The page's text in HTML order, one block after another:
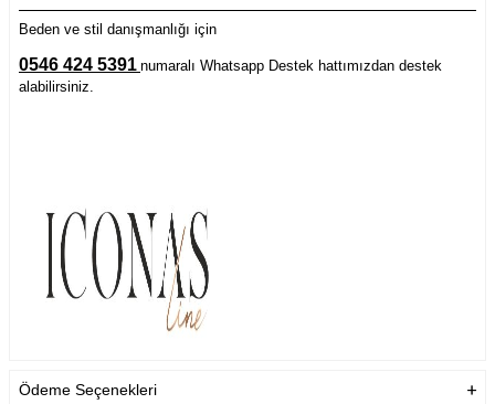
Beden ve stil danışmanlığı için
0546 424 5391 numaralı Whatsapp Destek hattımızdan destek
alabilirsiniz.
Ödeme Seçenekleri